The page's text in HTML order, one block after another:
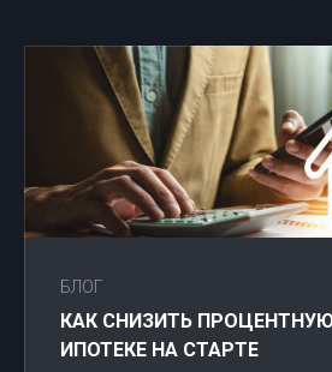
БЛОГ
КАК СНИЗИТЬ
ИПОТЕКЕ НА СТАРТЕ